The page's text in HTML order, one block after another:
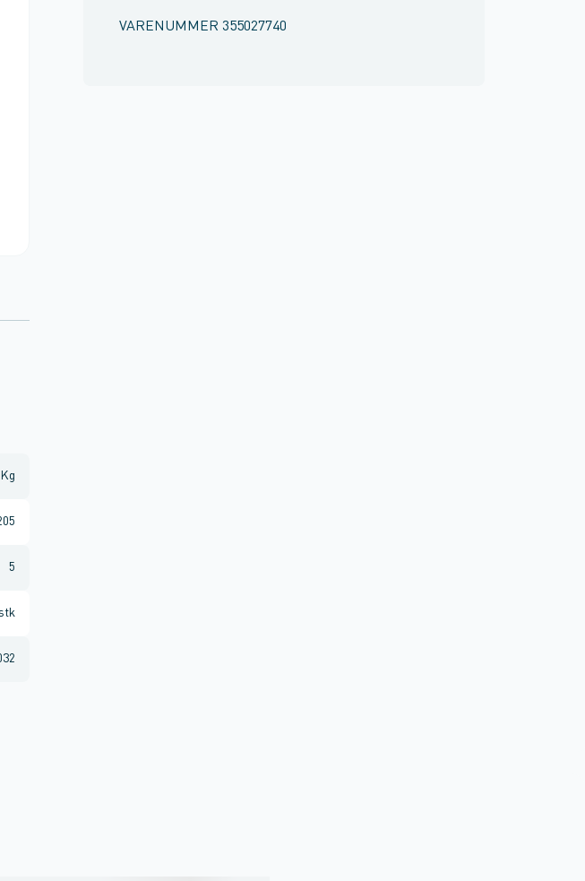
VARENUMMER 355027740
5
stk